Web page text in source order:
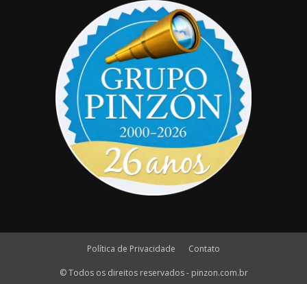
Política de Privacidade Contato
© Todos os direitos reservados - pinzon.com.br